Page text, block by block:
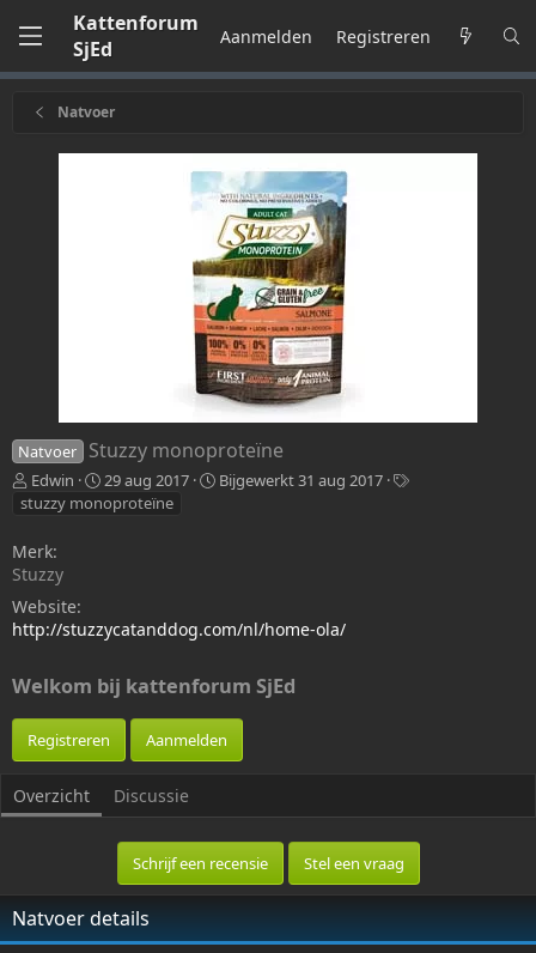
Kattenforum
SjEd
Aanmelden Registreren
Natvoer
Natvoer Stuzzy monoproteïne
T
o
g
v
o
e
d
o
o
r
Edwin
C
r
a
29 aug 2017 Bijgewerkt31 aug 2017
T
stuzzy monoproteïne
Merk
Stuzzy
Website
http://stuzzycatanddog.com/nl/home-ola/
Welkom bij kattenforum SjEd
Registreren Aanmelden
Overzicht Discussie
Schrijf een recensie Stel een vraag
Natvoer details